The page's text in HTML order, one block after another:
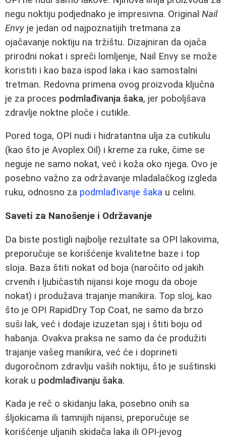
negu noktiju podjednako je impresivna. Original Nail
Envy je jedan od najpoznatijih tretmana za
ojačavanje noktiju na tržištu. Dizajniran da ojača
prirodni nokat i spreči lomljenje, Nail Envy se može
koristiti i kao baza ispod laka i kao samostalni
tretman. Redovna primena ovog proizvoda ključna
je za proces podmlađivanja šaka, jer poboljšava
zdravlje noktne ploče i cutikle.
Pored toga, OPI nudi i hidratantna ulja za cutikulu
(kao što je Avoplex Oil) i kreme za ruke, čime se
neguje ne samo nokat, već i koža oko njega. Ovo je
posebno važno za održavanje mladalačkog izgleda
ruku, odnosno za podmlađivanje šaka u celini.
Saveti za Nanošenje i Održavanje
Da biste postigli najbolje rezultate sa OPI lakovima,
preporučuje se korišćenje kvalitetne baze i top
sloja. Baza štiti nokat od boja (naročito od jakih
crvenih i ljubičastih nijansi koje mogu da oboje
nokat) i produžava trajanje manikira. Top sloj, kao
što je OPI RapidDry Top Coat, ne samo da brzo
suši lak, već i dodaje izuzetan sjaj i štiti boju od
habanja. Ovakva praksa ne samo da će produžiti
trajanje vašeg manikira, već će i doprineti
dugoročnom zdravlju vaših noktiju, što je suštinski
korak u podmlađivanju šaka.
Kada je reč o skidanju laka, posebno onih sa
šljokicama ili tamnijih nijansi, preporučuje se
korišćenje uljanih skidača laka ili OPI-jevog